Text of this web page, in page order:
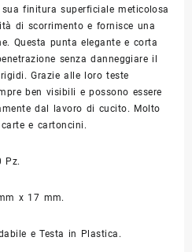
finitura superficiale meticolosa
di scorrimento e fornisce una
Questa punta elegante e corta
senza danneggiare il
Grazie alle loro teste
ben visibili e possono essere
dal lavoro di cucito. Molto
e cartoncini.
Pz.
x 17 mm.
e Testa in Plastica.